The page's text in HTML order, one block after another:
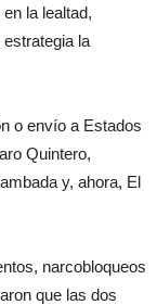
la lealtad,
la
o envío a Estados
Quintero,
y, ahora, El
narcobloqueos
que las dos